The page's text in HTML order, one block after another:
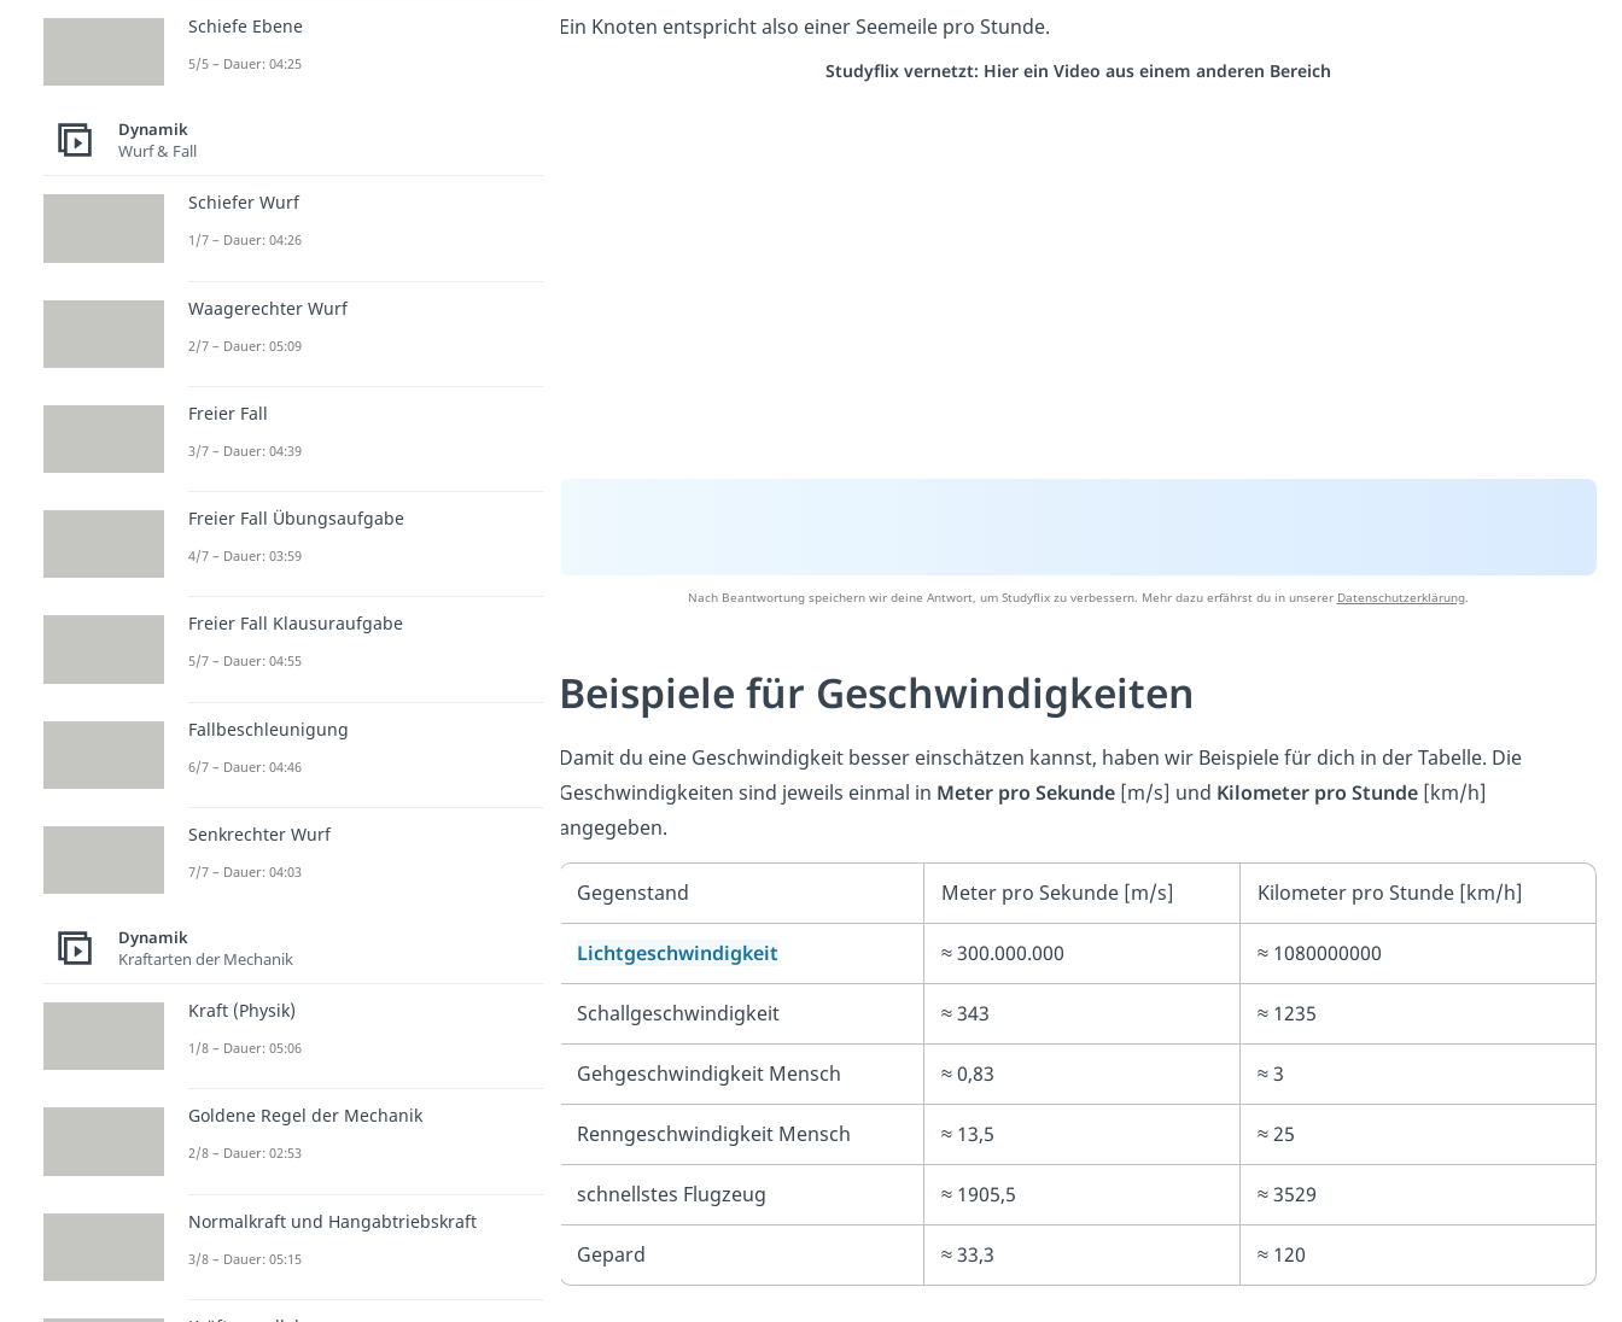
Ein Knoten entspricht also einer Seemeile pro Stunde.
Studyflix vernetzt: Hier ein Video aus einem anderen Bereich
Nach Beantwortung speichern wir deine Antwort, um Studyflix zu verbessern. Mehr dazu erfährst du in unserer Datenschutzerklärung.
Beispiele für Geschwindigkeiten
Damit du eine Geschwindigkeit besser einschätzen kannst, haben wir Beispiele für dich in der Tabelle. Die
Geschwindigkeiten sind jeweils einmal in Meter pro Sekunde [m/s] und Kilometer pro Stunde [km/h]
angegeben.
Gegenstand Meter pro Sekunde [m/s] Kilometer pro Stunde [km/h]
Lichtgeschwindigkeit ≈ 300.000.000 ≈ 1080000000
Schallgeschwindigkeit ≈ 343 ≈ 1235
Gehgeschwindigkeit Mensch ≈ 0,83 ≈ 3
Renngeschwindigkeit Mensch ≈ 13,5 ≈ 25
schnellstes Flugzeug ≈ 1905,5 ≈ 3529
Gepard ≈ 33,3 ≈ 120
Schiefe Ebene
5/5 – Dauer: 04:25
Dynamik
Wurf & Fall
Schiefer Wurf
1/7 – Dauer: 04:26
Waagerechter Wurf
2/7 – Dauer: 05:09
Freier Fall
3/7 – Dauer: 04:39
Freier Fall Übungsaufgabe
4/7 – Dauer: 03:59
Freier Fall Klausuraufgabe
5/7 – Dauer: 04:55
Fallbeschleunigung
6/7 – Dauer: 04:46
Senkrechter Wurf
7/7 – Dauer: 04:03
Dynamik
Kraftarten der Mechanik
Kraft (Physik)
1/8 – Dauer: 05:06
Goldene Regel der Mechanik
2/8 – Dauer: 02:53
Normalkraft und Hangabtriebskraft
3/8 – Dauer: 05:15